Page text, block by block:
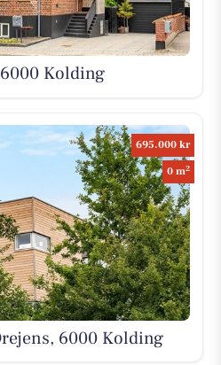
Kolding
695.000 kr
0 m2
6000 Kolding